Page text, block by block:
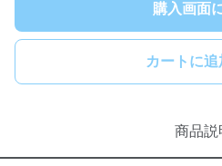
購入画面
カートに追
商品説